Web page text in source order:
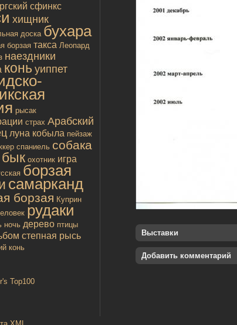
сфинкс
хищник
доска бухара
борзая такса Леопард
наездники
конь уиппет
рысак
страх Арабский
луна кобыла пейзаж
спаниель собака
бык охотник игра
борзая
самарканд
борзая Куприн
рудаки
ночь дерево птицы
степная рысь
конь
Выставки
Добавить комментарий